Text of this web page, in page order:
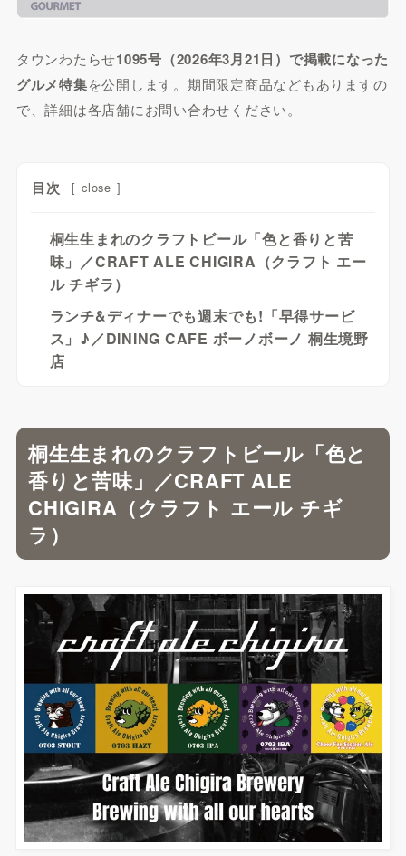
タウンわたらせ1095号（2026年3月21日）で掲載になった
グルメ特集を公開します。期間限定商品などもありますの
で、詳細は各店舗にお問い合わせください。
目次 [ close ]
桐生生まれのクラフトビール「色と香りと苦
味」／CRAFT ALE CHIGIRA（クラフト エー
ル チギラ）
ランチ&ディナーでも週末でも!「早得サービ
ス」♪／DINING CAFE ボーノボーノ 桐生境野
店
桐生生まれのクラフトビール「色と
香りと苦味」／CRAFT ALE
CHIGIRA（クラフト エール チギ
ラ）